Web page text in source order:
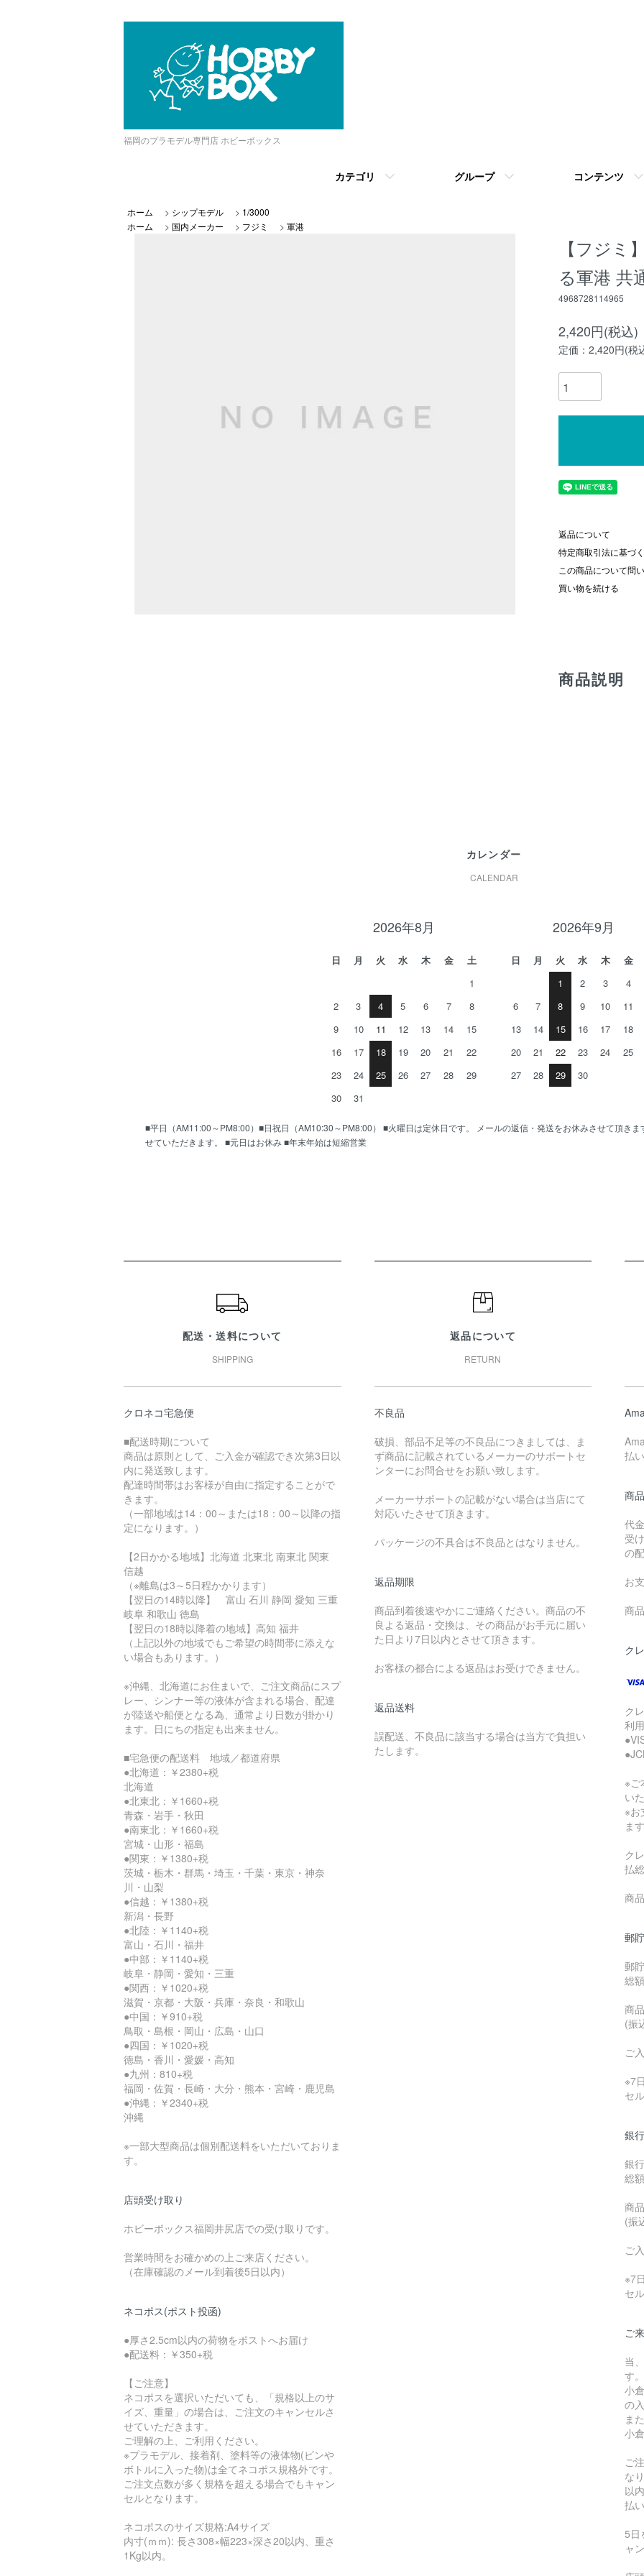
福岡のプラモデル専門店 ホビーボックス
カテゴリ グループ コンテンツ
ホーム > シップモデル > 1/3000
ホーム
> 国内メーカー > フジミ > 軍港
【フジミ
る軍港 共
4968728114965
2,420円(税込)
定価：2,420円(税
返品について
特定商取引法に基づ
この商品について問
買い物を続ける
商品説明
カレンダー
CALENDAR
2026年8月
日 月 火 水 木 金
土
1
2
3 4 5 6 7
8
9
10 11 12 13 14
15
16
17 18 19 20 21
22
23
24 25 26 27 28
29
30
31
2026年9月
日 月 火 水 木
金
1
2 3
4
6
7 8 9 10
11
13
14 15 16 17
18
20
21 22 23 24
25
27
28 29 30
■平日（AM11:00～PM8:00）■日祝日（AM10:30～PM8:00） ■火曜日は定休日です。 メールの返信・発送をお休みさせて頂き
せていただきます。 ■元日はお休み ■年末年始は短縮営業
配送・送料について
SHIPPING
クロネコ宅急便
■配送時期について
商品は原則として、ご入金が確認でき次第3日以
内に発送致します。
配達時間帯はお客様が自由に指定することがで
きます。
（一部地域は14：00～または18：00～以降の指
定になります。）
【2日かかる地域】北海道 北東北 南東北 関東
信越
（※離島は3～5日程かかります）
【翌日の14時以降】 富山 石川 静岡 愛知 三重
岐阜 和歌山 徳島
【翌日の18時以降着の地域】高知 福井
（上記以外の地域でもご希望の時間帯に添えな
い場合もあります。）
※沖縄、北海道にお住まいで、ご注文商品にスプ
レー、シンナー等の液体が含まれる場合、配達
が陸送や船便となる為、通常より日数が掛かり
ます。日にちの指定も出来ません。
■宅急便の配送料 地域／都道府県
●北海道：￥2380+税
北海道
●北東北：￥1660+税
青森・岩手・秋田
●南東北：￥1660+税
宮城・山形・福島
●関東：￥1380+税
茨城・栃木・群馬・埼玉・千葉・東京・神奈
川・山梨
●信越：￥1380+税
新潟・長野
●北陸：￥1140+税
富山・石川・福井
●中部：￥1140+税
岐阜・静岡・愛知・三重
●関西：￥1020+税
滋賀・京都・大阪・兵庫・奈良・和歌山
●中国：￥910+税
鳥取・島根・岡山・広島・山口
●四国：￥1020+税
徳島・香川・愛媛・高知
●九州：810+税
福岡・佐賀・長崎・大分・熊本・宮崎・鹿児島
●沖縄：￥2340+税
沖縄
※一部大型商品は個別配送料をいただいておりま
す。
店頭受け取り
ホビーボックス福岡井尻店での受け取りです。
営業時間をお確かめの上ご来店ください。
（在庫確認のメール到着後5日以内）
ネコポス(ポスト投函)
●厚さ2.5cm以内の荷物をポストへお届け
●配送料：￥350+税
【ご注意】
ネコポスを選択いただいても、「規格以上のサ
イズ、重量」の場合は、ご注文のキャンセルさ
せていただきます。
ご理解の上、ご利用ください。
※プラモデル、接着剤、塗料等の液体物(ビンや
ボトルに入った物)は全てネコポス規格外です。
ご注文点数が多く規格を超える場合でもキャン
セルとなります。
ネコポスのサイズ規格:A4サイズ
内寸(ｍｍ): 長さ308×幅223×深さ20以内、重さ
1Kg以内。
返品について
RETURN
不良品
破損、部品不足等の不良品につきましては、ま
ず商品に記載されているメーカーのサポートセ
ンターにお問合せをお願い致します。
メーカーサポートの記載がない場合は当店にて
対応いたさせて頂きます。
パッケージの不具合は不良品とはなりません。
返品期限
商品到着後速やかにご連絡ください。商品の不
良よる返品・交換は、その商品がお手元に届い
た日より7日以内とさせて頂きます。
お客様の都合による返品はお受けできません。
返品送料
誤配送、不良品に該当する場合は当方で負担い
たします。
払
商
代
受
の
お
商
ク
ク
利
※ご
い
※お
ま
ク
払
商
郵
郵
総
商
(振
ご
※7
セ
銀
銀
総
商
(振
ご
※7
セ
ご
当
す
小
の
ま
小
ご
な
以
払
5日
ャ